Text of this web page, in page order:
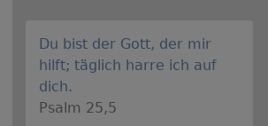
Du bist der Gott, der mir
hilft; täglich harre ich auf
dich.
Psalm 25,5